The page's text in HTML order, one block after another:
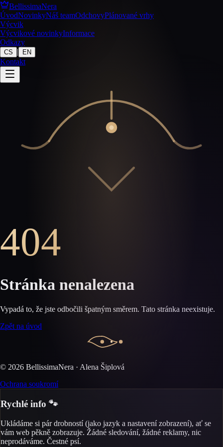
BellissimaNera
ÚvodNovinkyNáš teamOdchovyPlánované vrhy
Výcvik
Výcvikové novinkyInformace
Odkazy
CS | EN
Kontakt
404
Stránka nenalezena
Vypadá to, že jste odbočili špatným směrem. Tato stránka neexistuje.
Zpět na úvod
© 2026 BellissimaNera · Alena Šiplová
Ochrana soukromí
Rychlé info 🐾
Ukládáme si pár drobností (jako jazyk a nastavení zobrazení), ať se
vám web pěkně zobrazuje. Žádné sledování, žádné reklamy, nic
neprodáváme. Čestné psí.